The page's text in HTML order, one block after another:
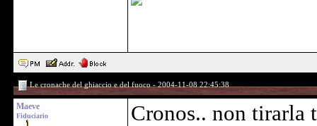
Le cronache del ghiaccio e del fuoco - 2004-11-08 22:45:38
Maeve
Fiduciario Cronos.. non